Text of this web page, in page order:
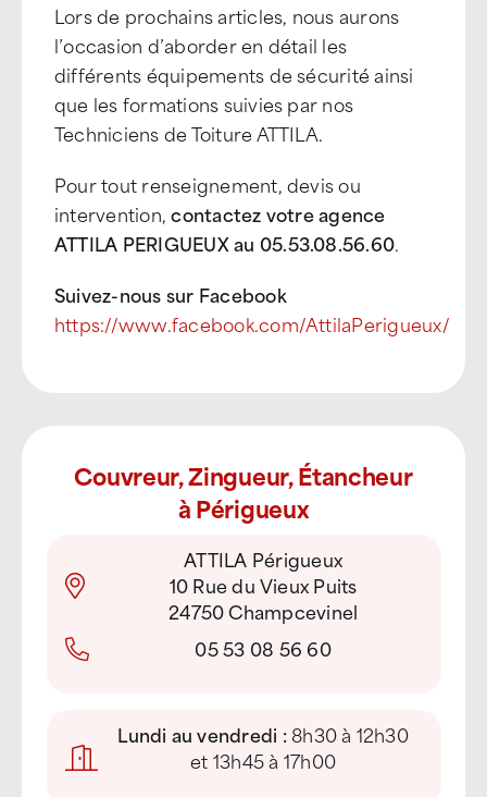
Lors de prochains articles, nous aurons
l’occasion d’aborder en détail les
différents équipements de sécurité ainsi
que les formations suivies par nos
Techniciens de Toiture ATTILA.
Pour tout renseignement, devis ou
intervention,contactez votre agence
ATTILA PERIGUEUX au 05.53.08.56.60.
Suivez-nous sur Facebook
https://www.facebook.com/AttilaPerigueux/
Couvreur, Zingueur, Étancheur
à Périgueux
ATTILA Périgueux
10 Rue du Vieux Puits
24750 Champcevinel
05 53 08 56 60
Lundi au vendredi :8h30 à 12h30
et 13h45 à 17h00